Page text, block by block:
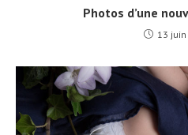
Photos d’une
13 juin